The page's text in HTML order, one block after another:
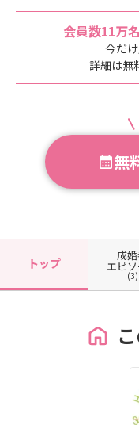
会員数11万
今だ
詳細は無
無
トップ
成
エピ
(3)